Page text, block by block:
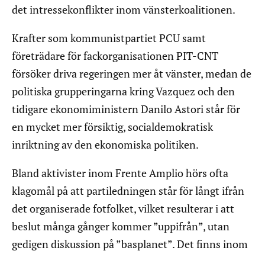
det intressekonflikter inom vänsterkoalitionen.
Krafter som kommunistpartiet PCU samt
företrädare för fackorganisationen PIT-CNT
försöker driva regeringen mer åt vänster, medan de
politiska grupperingarna kring Vazquez och den
tidigare ekonomiministern Danilo Astori står för
en mycket mer försiktig, socialdemokratisk
inriktning av den ekonomiska politiken.
Bland aktivister inom Frente Amplio hörs ofta
klagomål på att partiledningen står för långt ifrån
det organiserade fotfolket, vilket resulterar i att
beslut många gånger kommer ”uppifrån”, utan
gedigen diskussion på ”basplanet”. Det finns inom